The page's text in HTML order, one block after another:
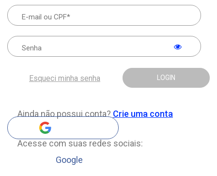
LOGIN
Esqueci minha senha
Ainda não possui conta? Crie uma conta
Acesse com suas redes sociais:
Google